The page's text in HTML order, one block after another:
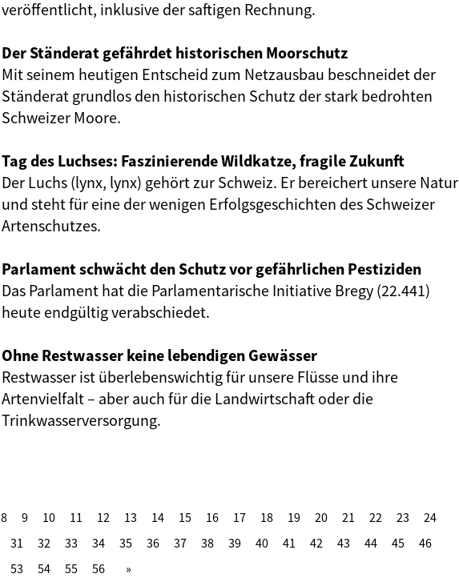
veröffentlicht, inklusive der saftigen Rechnung.
Der Ständerat gefährdet historischen Moorschutz
Mit seinem heutigen Entscheid zum Netzausbau beschneidet der
Ständerat grundlos den historischen Schutz der stark bedrohten
Schweizer Moore.
Tag des Luchses: Faszinierende Wildkatze, fragile Zukunft
Der Luchs (lynx, lynx) gehört zur Schweiz. Er bereichert unsere Natur
und steht für eine der wenigen Erfolgsgeschichten des Schweizer
Artenschutzes.
Parlament schwächt den Schutz vor gefährlichen Pestiziden
Das Parlament hat die Parlamentarische Initiative Bregy (22.441)
heute endgültig verabschiedet.
Ohne Restwasser keine lebendigen Gewässer
Restwasser ist überlebenswichtig für unsere Flüsse und ihre
Artenvielfalt – aber auch für die Landwirtschaft oder die
Trinkwasserversorgung.
8 9 10 11 12 13 14 15 16 17 18 19 20 21 22 23
24
31 32 33 34 35 36 37 38 39 40 41 42 43 44 45
46
53 54 55 56